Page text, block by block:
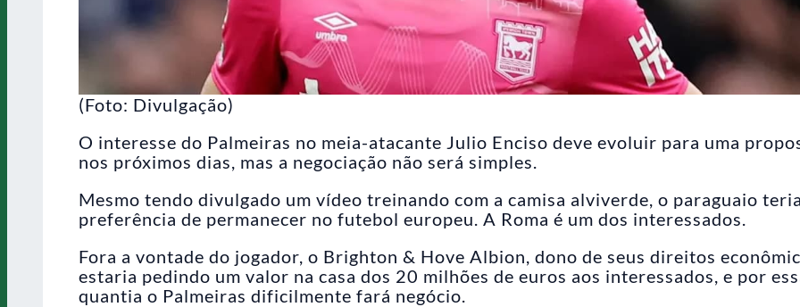
(Foto: Divulgação)
O interesse do Palmeiras no meia-atacante Julio Enciso deve evoluir para uma
nos próximos dias, mas a negociação não será simples.
Mesmo tendo divulgado um vídeo treinando com a camisa alviverde, o paraguaio
preferência de permanecer no futebol europeu. A Roma é um dos interessados.
Fora a vontade do jogador, o Brighton & Hove Albion, dono de seus direitos
estaria pedindo um valor na casa dos 20 milhões de euros aos interessados, e por
quantia o Palmeiras dificilmente fará negócio.